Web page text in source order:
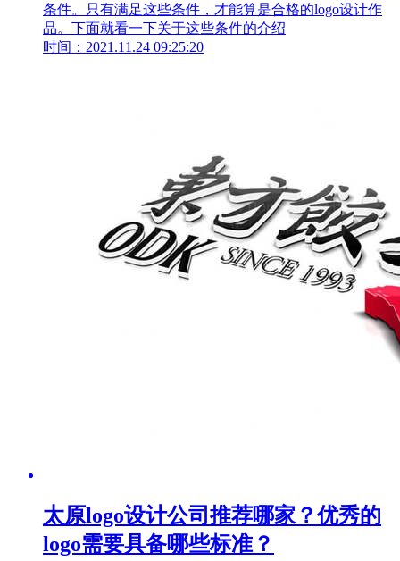
条件。只有满足这些条件，才能算是合格的logo设计作
品。下面就看一下关于这些条件的介绍
时间：2021.11.24 09:25:20
太原logo设计公司推荐哪家？优秀的
logo需要具备哪些标准？